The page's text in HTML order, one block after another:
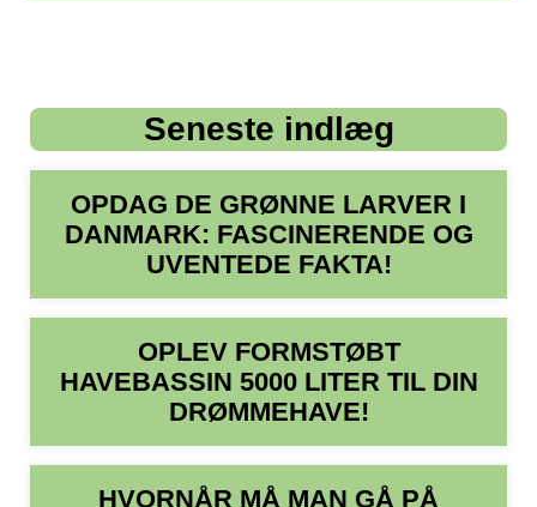
Seneste indlæg
OPDAG DE GRØNNE LARVER I
DANMARK: FASCINERENDE OG
UVENTEDE FAKTA!
OPLEV FORMSTØBT
HAVEBASSIN 5000 LITER TIL DIN
DRØMMEHAVE!
HVORNÅR MÅ MAN GÅ PÅ